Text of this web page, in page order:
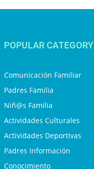
POPULAR CATEGORY
Comunicación Familiar
Padres Familia
Niñ@s Familia
Actividades Culturales
Actividades Deportivas
Padres Información
Conocimiento